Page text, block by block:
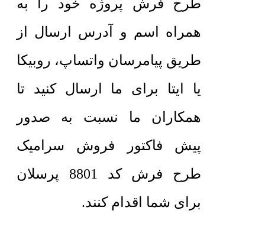
طرح فرش پروژه خود را به
همراه اسم و آدرس ارسال از
طریق پیامرسان واتساپ، روبیکا
یا ایتا برای ما ارسال کنید تا
همکاران ما نسبت به صدور
پیش فاکتور فروش سرامیک
طرح فرش کد 8801 پرسلان
برای شما اقدام کنند.